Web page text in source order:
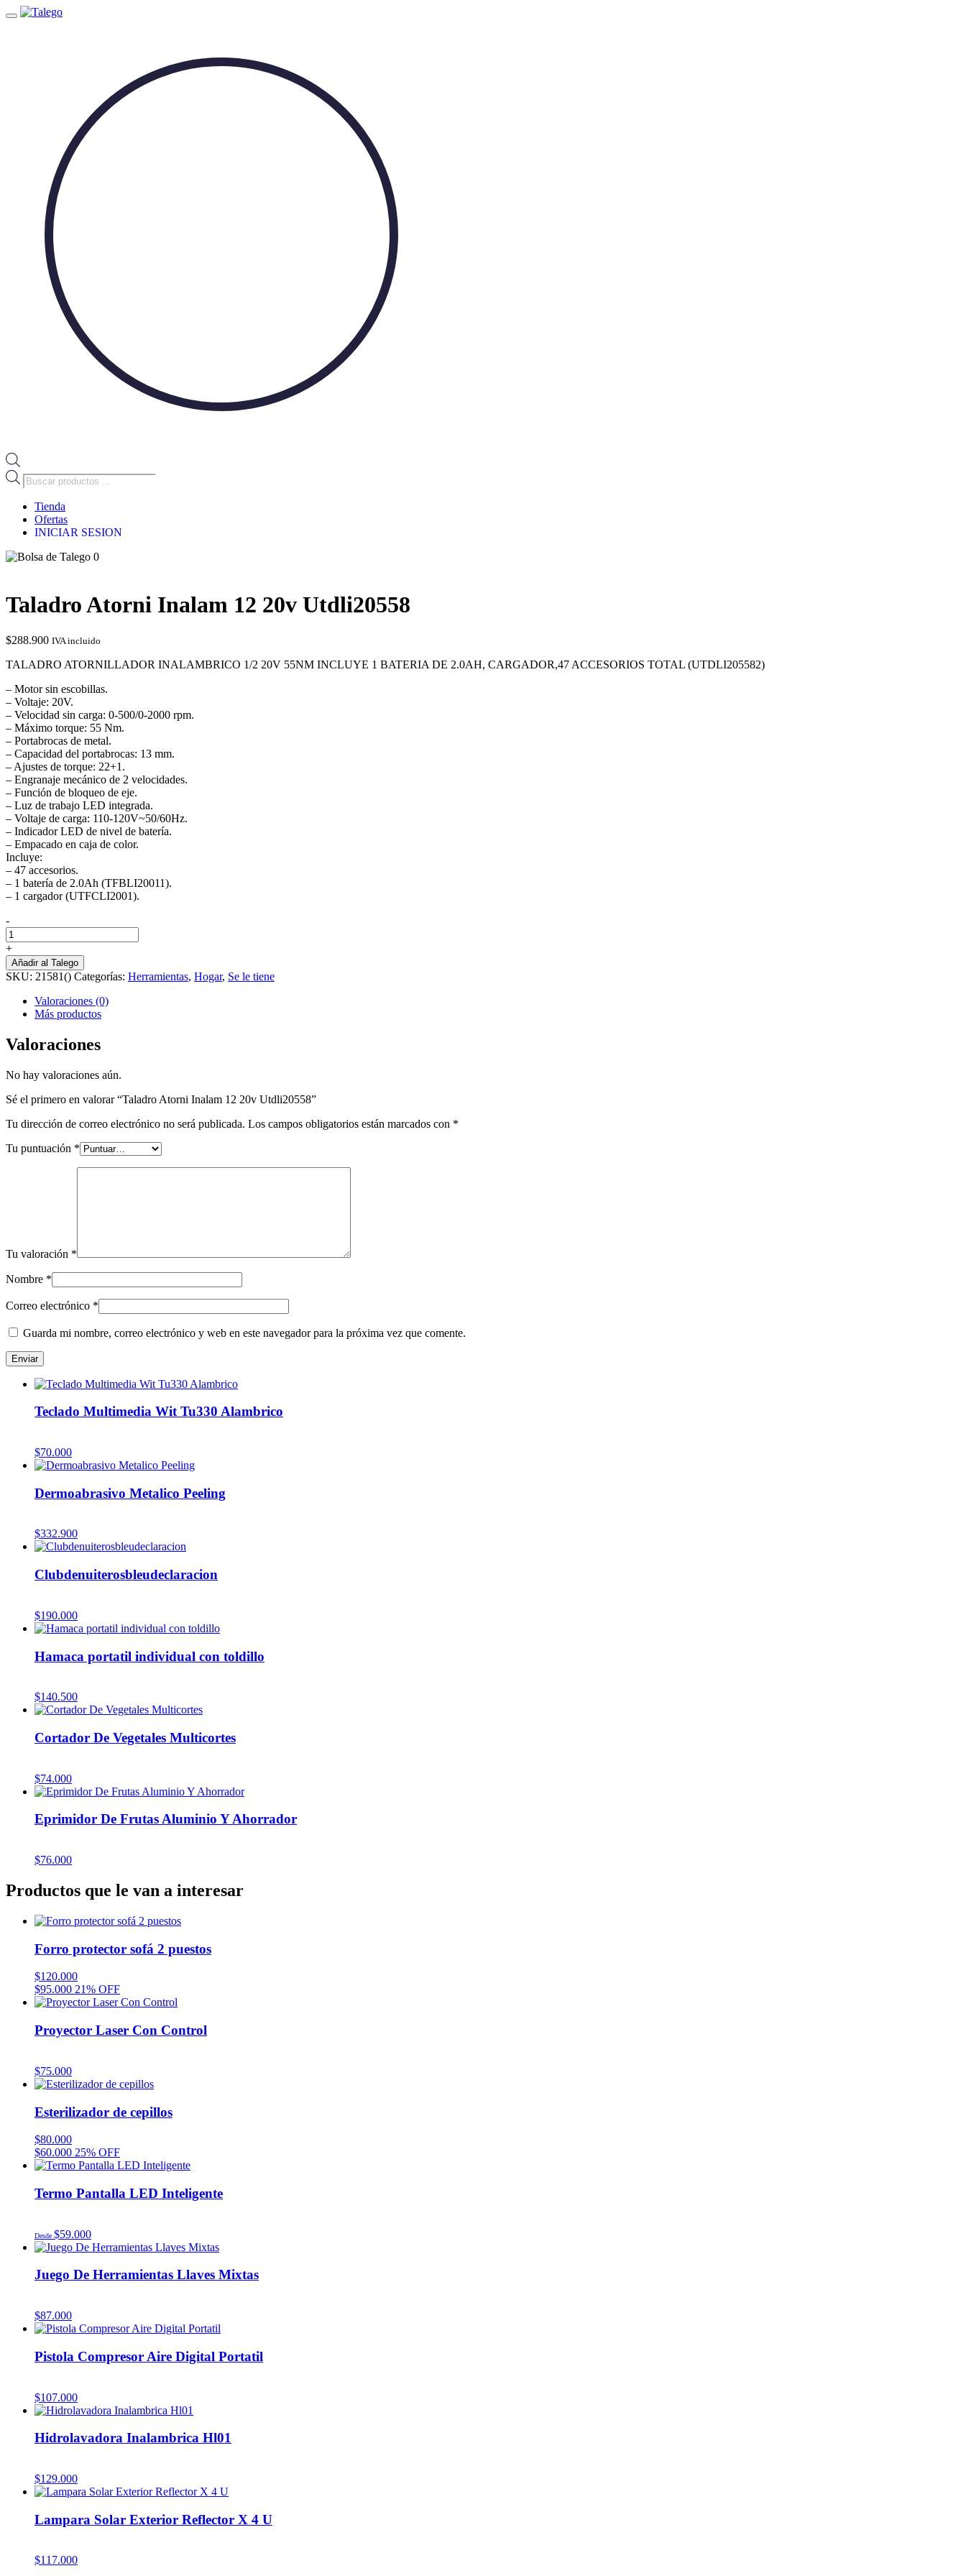
Búsqueda
de
productos
Tienda
Ofertas
INICIAR SESION
0
Taladro Atorni Inalam 12 20v Utdli20558
$288.900 IVA incluido
TALADRO ATORNILLADOR INALAMBRICO 1/2 20V 55NM INCLUYE 1 BATERIA DE 2.0AH, CARGADOR,47 ACCESORIOS TOTAL (UTDLI205582)
– Motor sin escobillas.
– Voltaje: 20V.
– Velocidad sin carga: 0-500/0-2000 rpm.
– Máximo torque: 55 Nm.
– Portabrocas de metal.
– Capacidad del portabrocas: 13 mm.
– Ajustes de torque: 22+1.
– Engranaje mecánico de 2 velocidades.
– Función de bloqueo de eje.
– Luz de trabajo LED integrada.
– Voltaje de carga: 110-120V~50/60Hz.
– Indicador LED de nivel de batería.
– Empacado en caja de color.
Incluye:
– 47 accesorios.
– 1 batería de 2.0Ah (TFBLI20011).
– 1 cargador (UTFCLI2001).
-
Taladro
Atorni
Inalam
12
20v
Utdli20558
cantidad
+
Añadir al Talego
SKU: 21581() Categorías: Herramientas, Hogar, Se le tiene
Valoraciones (0)
Más productos
Valoraciones
No hay valoraciones aún.
Sé el primero en valorar “Taladro Atorni Inalam 12 20v Utdli20558”
Tu dirección de correo electrónico no será publicada. Los campos obligatorios están marcados con *
Tu puntuación *
Tu valoración *
Nombre *
Correo electrónico *
Guarda mi nombre, correo electrónico y web en este navegador para la próxima vez que comente.
Teclado Multimedia Wit Tu330 Alambrico
$70.000
Dermoabrasivo Metalico Peeling
$332.900
Clubdenuiterosbleudeclaracion
$190.000
Hamaca portatil individual con toldillo
$140.500
Cortador De Vegetales Multicortes
$74.000
Eprimidor De Frutas Aluminio Y Ahorrador
$76.000
Productos que le van a interesar
Forro protector sofá 2 puestos
$120.000
$95.000 21% OFF
Proyector Laser Con Control
$75.000
Esterilizador de cepillos
$80.000
$60.000 25% OFF
Termo Pantalla LED Inteligente
Desde $59.000
Juego De Herramientas Llaves Mixtas
$87.000
Pistola Compresor Aire Digital Portatil
$107.000
Hidrolavadora Inalambrica Hl01
$129.000
Lampara Solar Exterior Reflector X 4 U
$117.000